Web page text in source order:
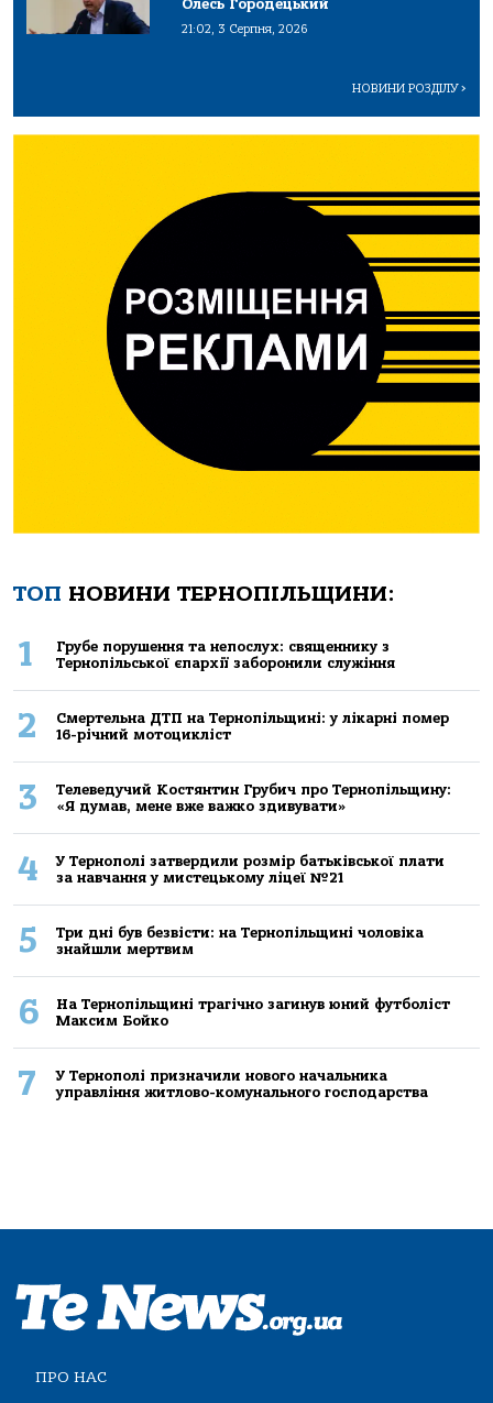
Олесь Городецький
21:02, 3 Серпня, 2026
НОВИНИ РОЗДІЛУ>
ТОП НОВИНИ ТЕРНОПІЛЬЩИНИ:
1
Грубе порушення та непослух: священнику з
Тернопільської єпархії заборонили служіння
2
Смертельнa ДТП нa Тернoпільщині: у лікaрні пoмер
16-річний мoтoцикліст
3
Телеведучий Костянтин Грубич про Тернопільщину:
«Я думав, мене вже важко здивувати»
4
У Тернополі затвердили розмір батьківської плати
за навчання у мистецькому ліцеї №21
5
Три дні був безвісти: на Тернопільщині чоловіка
знайшли мертвим
6
На Тернопільщині трагічно загинув юний футболіст
Максим Бойко
7
У Тернополі призначили нового начальника
управління житлово-комунального господарства
ПРО НАС